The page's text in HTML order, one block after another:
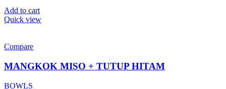
Add to cart
Quick view
Compare
MANGKOK MISO + TUTUP HITAM
BOWLS